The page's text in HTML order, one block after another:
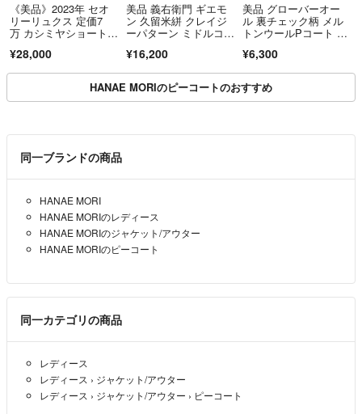
《美品》2023年 セオ
リーリュクス 定価7
万 カシミヤショートコ
¥28,000
美品 義右衛門 ギエモ
ン 久留米絣 クレイジ
ーパターン ミドルコー
¥16,200
美品 グローバーオー
ル 裏チェック柄 メル
トンウールPコート レ
¥6,300
HANAE MORIのピーコートのおすすめ
同一ブランドの商品
HANAE MORI
HANAE MORIのレディース
HANAE MORIのジャケット/アウター
HANAE MORIのピーコート
同一カテゴリの商品
レディース
レディース › ジャケット/アウター
レディース › ジャケット/アウター › ピーコート